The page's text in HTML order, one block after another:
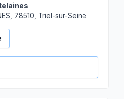
78510, Triel-sur-Seine